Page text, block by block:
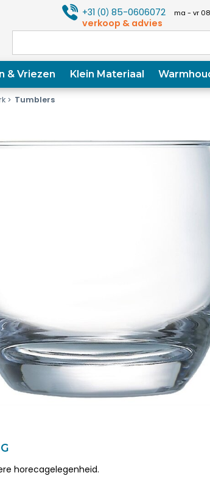
+31(0) 85-0606072 ma - vr
verkoop & advies
& Vriezen Klein Materiaal
Tumblers
horecagelegenheid.